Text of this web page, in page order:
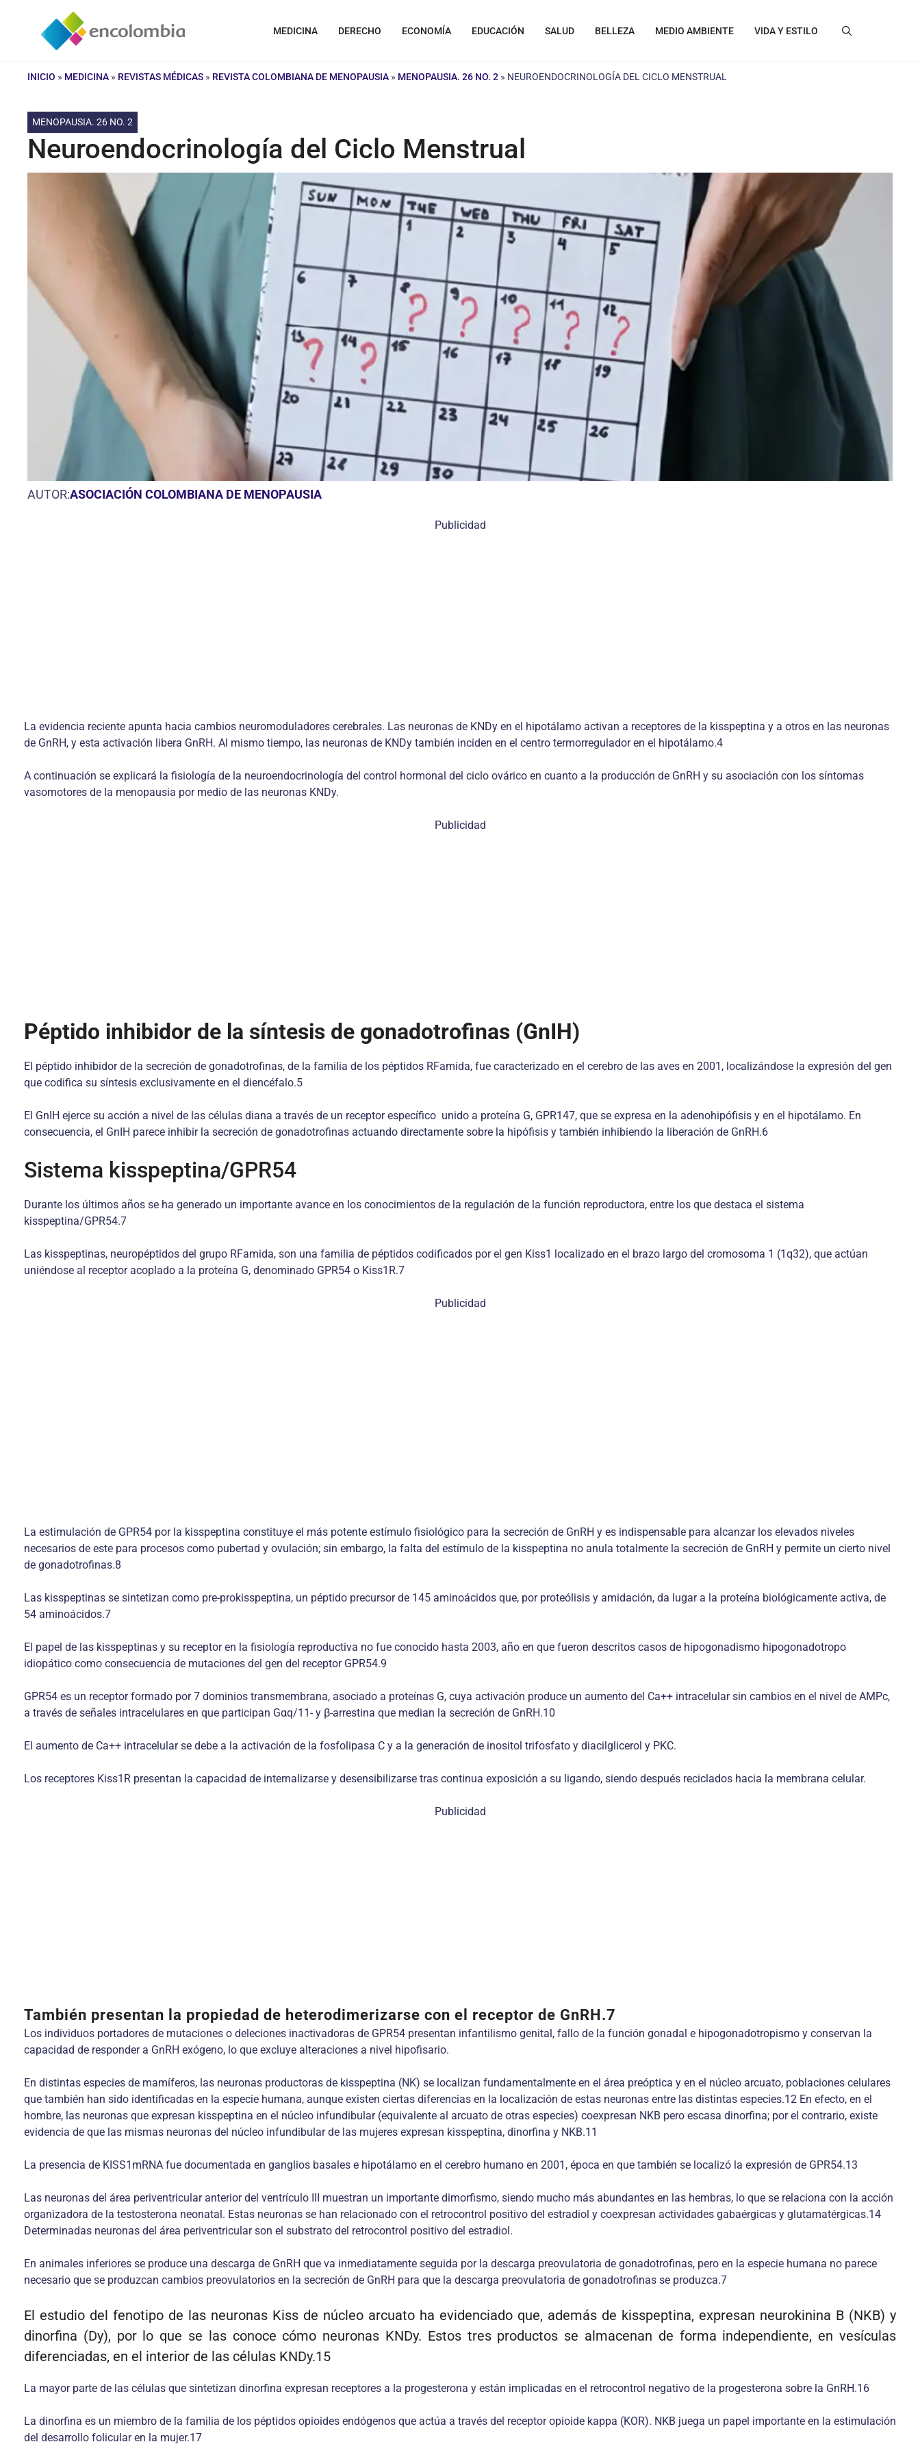
contenido
MEDICINA DERECHO ECONOMÍA EDUCACIÓN SALUD BELLEZA MEDIO AMBIENTE VIDA Y ESTILO
INICIO » MEDICINA » REVISTAS MÉDICAS » REVISTA COLOMBIANA DE MENOPAUSIA » MENOPAUSIA. 26 NO. 2 » NEUROENDOCRINOLOGÍA DEL CICLO MENSTRUAL
MENOPAUSIA. 26 NO. 2
Neuroendocrinología del Ciclo Menstrual
AUTOR:ASOCIACIÓN COLOMBIANA DE MENOPAUSIA
Publicidad
La evidencia reciente apunta hacia cambios neuromoduladores cerebrales. Las neuronas de KNDy en el hipotálamo activan a receptores de la kisspeptina y a otros en las neuronas
de GnRH, y esta activación libera GnRH. Al mismo tiempo, las neuronas de KNDy también inciden en el centro termorregulador en el hipotálamo.4
A continuación se explicará la fisiología de la neuroendocrinología del control hormonal del ciclo ovárico en cuanto a la producción de GnRH y su asociación con los síntomas
vasomotores de la menopausia por medio de las neuronas KNDy.
Publicidad
Péptido inhibidor de la síntesis de gonadotrofinas (GnIH)
El péptido inhibidor de la secreción de gonadotrofinas, de la familia de los péptidos RFamida, fue caracterizado en el cerebro de las aves en 2001, localizándose la expresión del gen
que codifica su síntesis exclusivamente en el diencéfalo.5
El GnIH ejerce su acción a nivel de las células diana a través de un receptor específico unido a proteína G, GPR147, que se expresa en la adenohipófisis y en el hipotálamo. En
consecuencia, el GnIH parece inhibir la secreción de gonadotrofinas actuando directamente sobre la hipófisis y también inhibiendo la liberación de GnRH.6
Sistema kisspeptina/GPR54
Durante los últimos años se ha generado un importante avance en los conocimientos de la regulación de la función reproductora, entre los que destaca el sistema
kisspeptina/GPR54.7
Las kisspeptinas, neuropéptidos del grupo RFamida, son una familia de péptidos codificados por el gen Kiss1 localizado en el brazo largo del cromosoma 1 (1q32), que actúan
uniéndose al receptor acoplado a la proteína G, denominado GPR54 o Kiss1R.7
Publicidad
La estimulación de GPR54 por la kisspeptina constituye el más potente estímulo fisiológico para la secreción de GnRH y es indispensable para alcanzar los elevados niveles
necesarios de este para procesos como pubertad y ovulación; sin embargo, la falta del estímulo de la kisspeptina no anula totalmente la secreción de GnRH y permite un cierto nivel
de gonadotrofinas.8
Las kisspeptinas se sintetizan como pre-prokisspeptina, un péptido precursor de 145 aminoácidos que, por proteólisis y amidación, da lugar a la proteína biológicamente activa, de
54 aminoácidos.7
El papel de las kisspeptinas y su receptor en la fisiología reproductiva no fue conocido hasta 2003, año en que fueron descritos casos de hipogonadismo hipogonadotropo
idiopático como consecuencia de mutaciones del gen del receptor GPR54.9
GPR54 es un receptor formado por 7 dominios transmembrana, asociado a proteínas G, cuya activación produce un aumento del Ca++ intracelular sin cambios en el nivel de AMPc,
a través de señales intracelulares en que participan Gαq/11- y β-arrestina que median la secreción de GnRH.10
El aumento de Ca++ intracelular se debe a la activación de la fosfolipasa C y a la generación de inositol trifosfato y diacilglicerol y PKC.
Los receptores Kiss1R presentan la capacidad de internalizarse y desensibilizarse tras continua exposición a su ligando, siendo después reciclados hacia la membrana celular.
Publicidad
También presentan la propiedad de heterodimerizarse con el receptor de GnRH.7
Los individuos portadores de mutaciones o deleciones inactivadoras de GPR54 presentan infantilismo genital, fallo de la función gonadal e hipogonadotropismo y conservan la
capacidad de responder a GnRH exógeno, lo que excluye alteraciones a nivel hipofisario.
En distintas especies de mamíferos, las neuronas productoras de kisspeptina (NK) se localizan fundamentalmente en el área preóptica y en el núcleo arcuato, poblaciones celulares
que también han sido identificadas en la especie humana, aunque existen ciertas diferencias en la localización de estas neuronas entre las distintas especies.12 En efecto, en el
hombre, las neuronas que expresan kisspeptina en el núcleo infundibular (equivalente al arcuato de otras especies) coexpresan NKB pero escasa dinorfina; por el contrario, existe
evidencia de que las mismas neuronas del núcleo infundibular de las mujeres expresan kisspeptina, dinorfina y NKB.11
La presencia de KISS1mRNA fue documentada en ganglios basales e hipotálamo en el cerebro humano en 2001, época en que también se localizó la expresión de GPR54.13
Las neuronas del área periventricular anterior del ventrículo III muestran un importante dimorfismo, siendo mucho más abundantes en las hembras, lo que se relaciona con la acción
organizadora de la testosterona neonatal. Estas neuronas se han relacionado con el retrocontrol positivo del estradiol y coexpresan actividades gabaérgicas y glutamatérgicas.14
Determinadas neuronas del área periventricular son el substrato del retrocontrol positivo del estradiol.
En animales inferiores se produce una descarga de GnRH que va inmediatamente seguida por la descarga preovulatoria de gonadotrofinas, pero en la especie humana no parece
necesario que se produzcan cambios preovulatorios en la secreción de GnRH para que la descarga preovulatoria de gonadotrofinas se produzca.7
El estudio del fenotipo de las neuronas Kiss de núcleo arcuato ha evidenciado que, además de kisspeptina, expresan neurokinina B (NKB) y
dinorfina (Dy), por lo que se las conoce cómo neuronas KNDy. Estos tres productos se almacenan de forma independiente, en vesículas
diferenciadas, en el interior de las células KNDy.15
La mayor parte de las células que sintetizan dinorfina expresan receptores a la progesterona y están implicadas en el retrocontrol negativo de la progesterona sobre la GnRH.16
La dinorfina es un miembro de la familia de los péptidos opioides endógenos que actúa a través del receptor opioide kappa (KOR). NKB juega un papel importante en la estimulación
del desarrollo folicular en la mujer.17